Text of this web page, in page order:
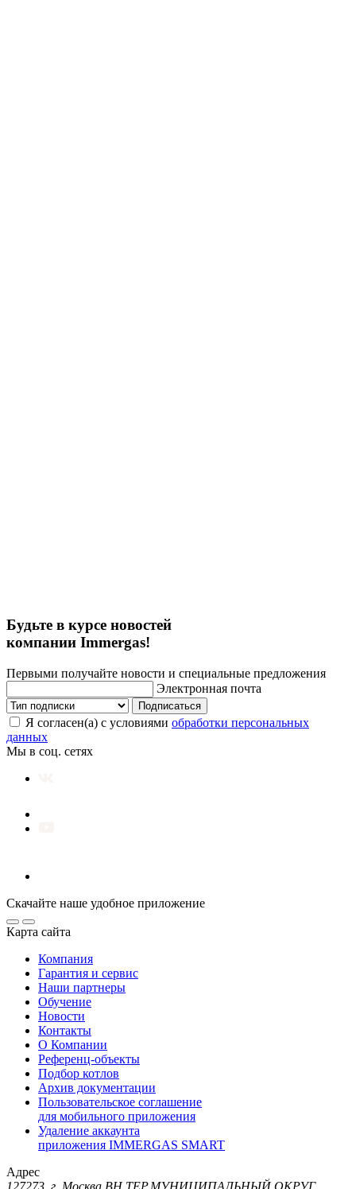
Будьте в курсе новостей
компании Immergas!
Первыми получайте новости и специальные предложения
Электронная почта
Подписаться
Я согласен(а) с условиями обработки персональных
данных
Мы в соц. сетях
Скачайте наше удобное приложение
Карта сайта
Компания
Гарантия и сервис
Наши партнеры
Обучение
Новости
Контакты
О Компании
Референц-объекты
Подбор котлов
Архив документации
Пользовательское соглашение
для мобильного приложения
Удаление аккаунта
приложения IMMERGAS SMART
Адрес
127273, г. Москва ВН.ТЕР.МУНИЦИПАЛЬНЫЙ ОКРУГ